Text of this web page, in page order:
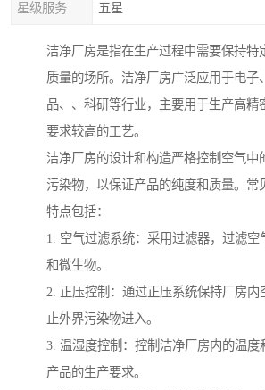
星级服务 五星
洁净厂房是指在生产过程中需要保持特
质量的场所。洁净厂房广泛应用于电子
品、、科研等行业，主要用于生产高精
要求较高的工艺。
洁净厂房的设计和构造严格控制空气中
污染物，以保证产品的纯度和质量。常
特点包括：
1. 空气过滤系统：采用过滤器，过滤空
和微生物。
2. 正压控制：通过正压系统保持厂房内
止外界污染物进入。
3. 温湿度控制：控制洁净厂房内的温度
产品的生产要求。